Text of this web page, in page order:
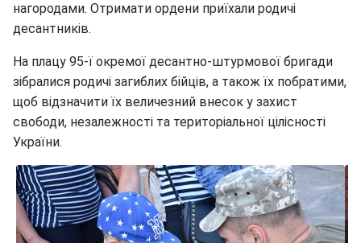
нагородами. Отримати ордени приїхали родичі
десантників.
На плацу 95-ї окремої десантно-штурмової бригади
зібралися родичі загиблих бійців, а також їх побратими,
щоб відзначити їх величезний внесок у захист
свободи, незалежності та територіальної цілісності
України.